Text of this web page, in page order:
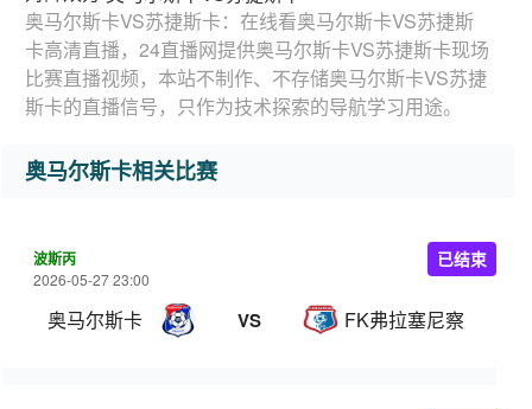
奥马尔斯卡VS苏捷斯卡：在线看奥马尔斯卡VS苏捷斯
卡高清直播，24直播网提供奥马尔斯卡VS苏捷斯卡现场
比赛直播视频，本站不制作、不存储奥马尔斯卡VS苏捷
斯卡的直播信号，只作为技术探索的导航学习用途。
奥马尔斯卡相关比赛
波斯丙
2026-05-27 23:00
奥马尔斯卡 VS FK弗拉塞尼察
已结束